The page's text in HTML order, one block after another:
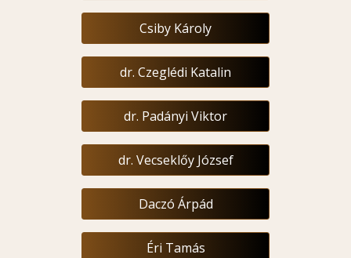
Csiby Károly
dr. Czeglédi Katalin
dr. Padányi Viktor
dr. Vecseklőy József
Daczó Árpád
Éri Tamás